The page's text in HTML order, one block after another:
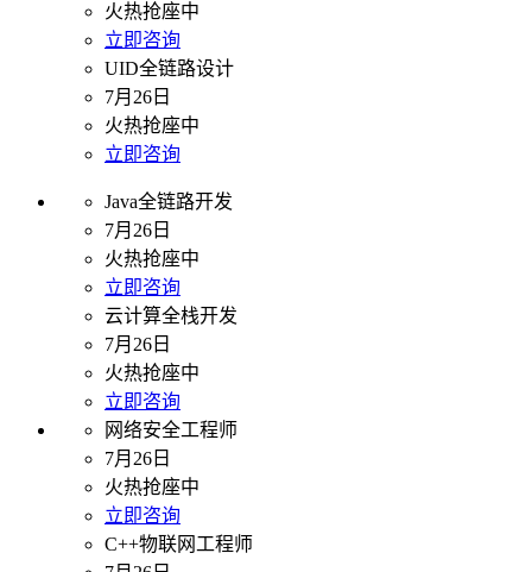
火热抢座中
立即咨询
UID全链路设计
7月26日
火热抢座中
立即咨询
Java全链路开发
7月26日
火热抢座中
立即咨询
云计算全栈开发
7月26日
火热抢座中
立即咨询
网络安全工程师
7月26日
火热抢座中
立即咨询
C++物联网工程师